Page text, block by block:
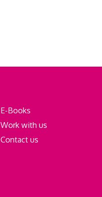
E-Books
Work with us
Contact us